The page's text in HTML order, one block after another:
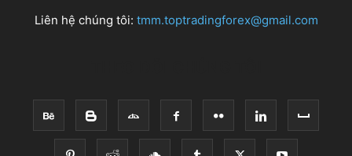
Liên hệ chúng tôi: tmm.toptradingforex@gmail.com